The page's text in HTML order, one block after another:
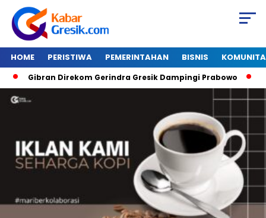
HOME PERISTIWA PEMERINTAHAN BISNIS
Gibran Direkom Gerindra Gresik Dampingi Prabowo